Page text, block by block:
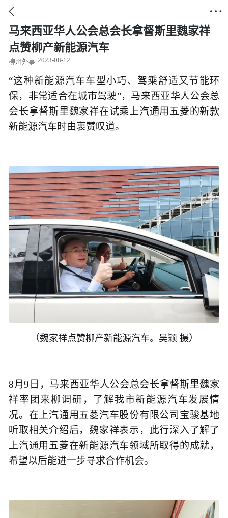
 
马来西亚华人公会总会长拿督斯里魏家祥
点赞柳产新能源汽车
柳州外事 2023-08-12
“这种新能源汽车车型小巧、驾乘舒适又节能环
保，非常适合在城市驾驶”，马来西亚华人公会总
会长拿督斯里魏家祥在试乘上汽通用五菱的新款
新能源汽车时由衷赞叹道。
（魏家祥点赞柳产新能源汽车。吴颖 摄）
8月9日，马来西亚华人公会总会长拿督斯里魏家
祥率团来柳调研，了解我市新能源汽车发展情
况。在上汽通用五菱汽车股份有限公司宝骏基地
听取相关介绍后，魏家祥表示，此行深入了解了
上汽通用五菱在新能源汽车领域所取得的成就，
希望以后能进一步寻求合作机会。